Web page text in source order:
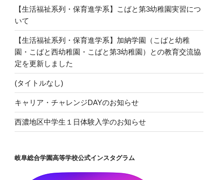
【生活福祉系列・保育進学系】こばと第3幼稚園実習につ
いて
【生活福祉系列・保育進学系】加納学園（こばと幼稚
園・こばと西幼稚園・こばと第3幼稚園）との教育交流協
定を更新しました
(タイトルなし)
キャリア・チャレンジDAYのお知らせ
西濃地区中学生１日体験入学のお知らせ
岐阜総合学園高等学校公式インスタグラム